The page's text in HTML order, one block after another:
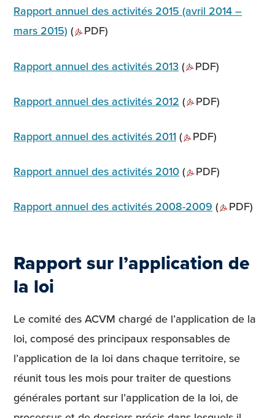
Rapport annuel des activités 2015 (avril 2014 –
mars 2015) ( PDF)
Rapport annuel des activités 2013( PDF)
Rapport annuel des activités 2012 ( PDF)
Rapport annuel des activités 2011( PDF)
Rapport annuel des activités 2010( PDF)
Rapport annuel des activités 2008-2009( PDF)
Rapport sur l’application de
la loi
Le comité des ACVM chargé de l’application de la
loi, composé des principaux responsables de
l’application de la loi dans chaque territoire, se
réunit tous les mois pour traiter de questions
générales portant sur l’application de la loi, de